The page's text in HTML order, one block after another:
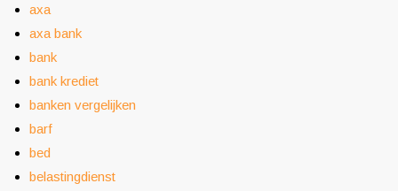
axa
axa bank
bank
bank krediet
banken vergelijken
barf
bed
belastingdienst